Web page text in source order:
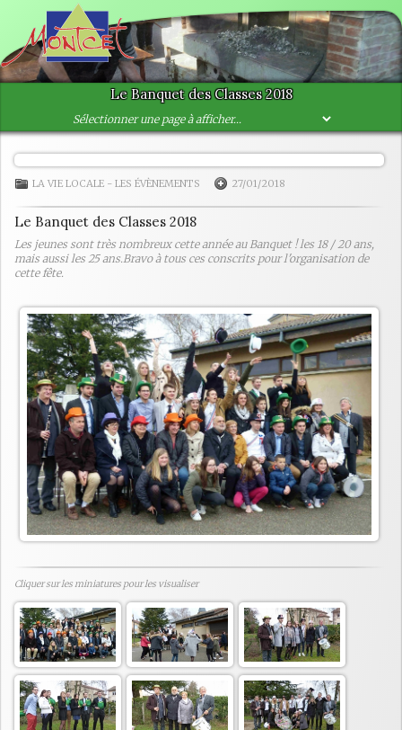
Le Banquet des Classes 2018
LA VIE LOCALE - LES ÉVÈNEMENTS 27/01/2018
Le Banquet des Classes 2018
Les jeunes sont très nombreux cette année au Banquet ! les 18 / 20 ans,
mais aussi les 25 ans.Bravo à tous ces conscrits pour l'organisation de
cette fête.
Cliquer sur les miniatures pour les visualiser